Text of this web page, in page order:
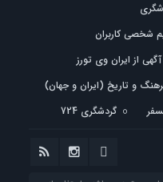
شخصی کاربران
از ایران وی تورز
و تاریخ (ایران و جهان)
گردشگری 724